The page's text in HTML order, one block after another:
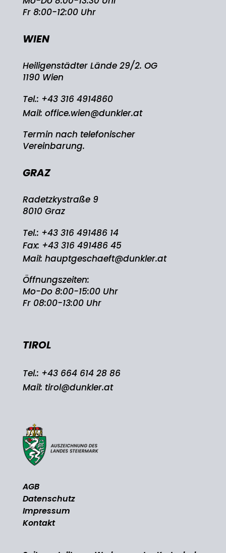
Fr 8:00-12:00 Uhr
WIEN
Heiligenstädter Lände 29/2. OG
1190 Wien
Tel.: +43 316 4914860
Mail: office.wien@dunkler.at
Termin nach telefonischer
Vereinbarung.
GRAZ
Radetzkystraße 9
8010 Graz
Tel.: +43 316 491486 14
Fax: +43 316 491486 45
Mail: hauptgeschaeft@dunkler.at
Öffnungszeiten:
Mo-Do 8:00-15:00 Uhr
Fr 08:00-13:00 Uhr
TIROL
Tel.: +43 664 614 28 86
Mail: tirol@dunkler.at
AGB
Datenschutz
Impressum
Kontakt